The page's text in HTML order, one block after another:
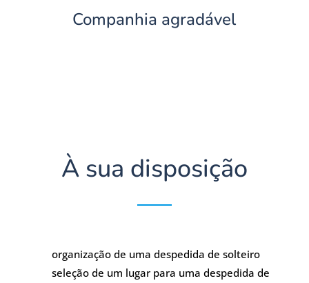
Companhia agradável
À sua disposição
organização de uma despedida de solteiro
seleção de um lugar para uma despedida de